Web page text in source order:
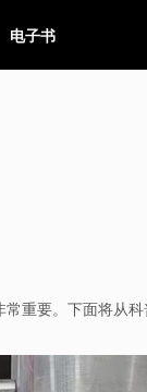
电子书
重要。下面将从